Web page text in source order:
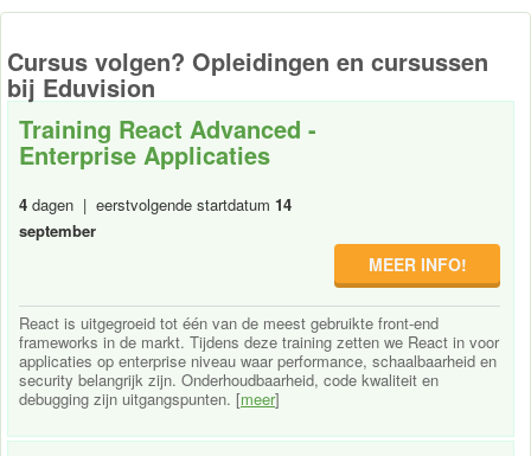
CONTACT
Cursus volgen? Opleidingen en cursussen
bij Eduvision
Training React Advanced -
Enterprise Applicaties
4 dagen | eerstvolgende startdatum 14
september
MEER INFO!
React is uitgegroeid tot één van de meest gebruikte front-end
frameworks in de markt. Tijdens deze training zetten we React in voor
applicaties op enterprise niveau waar performance, schaalbaarheid en
security belangrijk zijn. Onderhoudbaarheid, code kwaliteit en
debugging zijn uitgangspunten. [meer]